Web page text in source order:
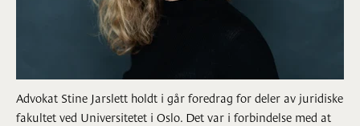
Advokat Stine Jarslett holdt i går foredrag for deler av juridiske
fakultet ved Universitetet i Oslo. Det var i forbindelse med at